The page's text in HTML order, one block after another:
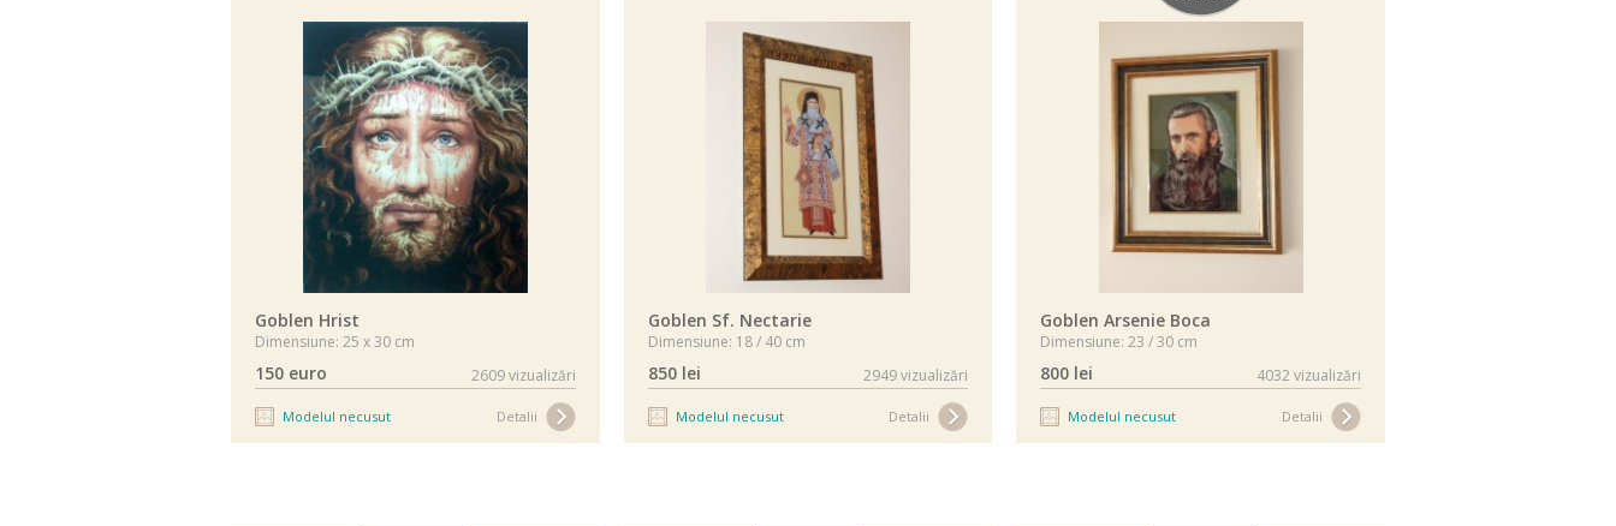
Goblen Hrist
Dimensiune: 25 x 30 cm
150 euro 2609 vizualizări
Modelul necusut Detalii
Goblen Sf. Nectarie
Dimensiune: 18 / 40 cm
850 lei 2949 vizualizări
Modelul necusut Detalii
Goblen Arsenie Boca
Dimensiune: 23 / 30 cm
800 lei 4032 vizualizări
Modelul necusut Detalii